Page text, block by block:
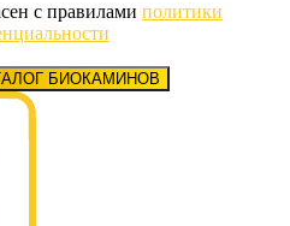
с правилами политики
БИОКАМИНОВ